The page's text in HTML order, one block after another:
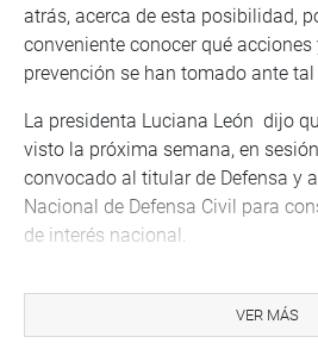
atrás, acerca de esta posibilidad,
conveniente conocer qué
prevención se han tomado ante
La presidenta Luciana León dijo
visto la próxima semana, en
convocado al titular de Defensa y
Nacional de Defensa Civil para
de interés nacional.
De otro lado, los congresistas
VER MÁS